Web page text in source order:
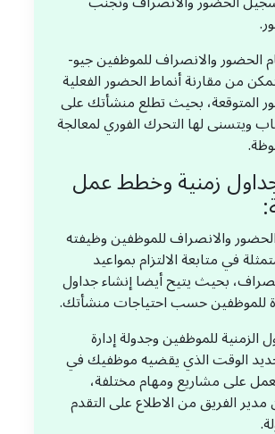
الحضور والانصراف للموظفين جيو-
من مقارنة أنماط الحضور الفعلية
المتوقعة، بحيث تطلع منشأتك على
ويتسنى لها التحرك الفوري لمعالجة
زمنية وخطط عمل
والانصراف للموظفين وظيفته
في متابعة الالتزام بمواعيد
بحيث يتيح أيضا إنشاء جداول
للموظفين حسب احتياجات منشأتك.
الزمنية للموظفين وجدولة إدارة
الوقت الذي يقضيه موظفيك في
على مشاريع ومهام مختلفة،
الفريق من الاطلاع على التقدم